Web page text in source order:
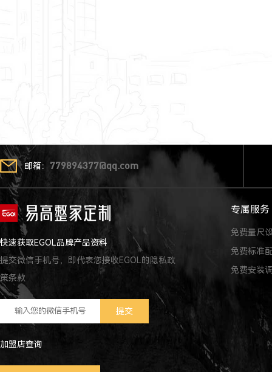
邮箱： 779894377@qq.com
快速获取EGOL品牌产品资料
提交微信手机号，即代表您接收EGOL的隐私政
策条款
加盟店查询
专属服务
免费量尺
免费标准
免费安装